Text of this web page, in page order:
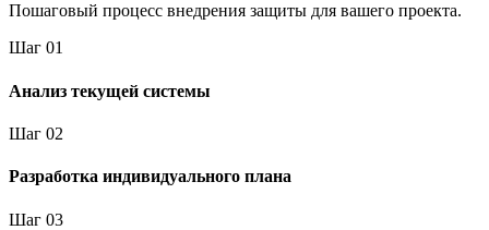
Пошаговый процесс внедрения защиты для вашего проекта.
Шаг 01
Анализ текущей системы
Шаг 02
Разработка индивидуального плана
Шаг 03